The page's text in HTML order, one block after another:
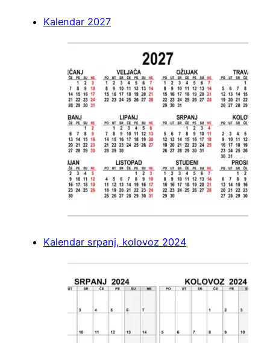
Kalendar 2027
Kalendar srpanj, kolovoz 2024